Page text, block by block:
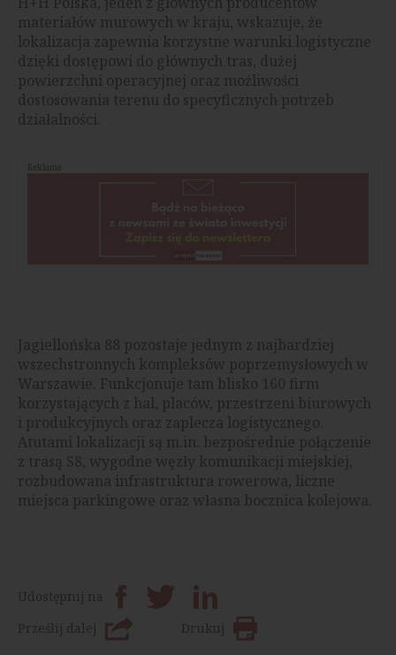
materiałów murowych w kraju, wskazuje, że
lokalizacja zapewnia korzystne warunki logistyczne
dzięki dostępowi do głównych tras, dużej
powierzchni operacyjnej oraz możliwości
dostosowania terenu do specyficznych potrzeb
działalności.
Reklama
Jagiellońska 88 pozostaje jednym z najbardziej
wszechstronnych kompleksów poprzemysłowych w
Warszawie. Funkcjonuje tam blisko 160 firm
korzystających z hal, placów, przestrzeni biurowych
i produkcyjnych oraz zaplecza logistycznego.
Atutami lokalizacji są m.in. bezpośrednie połączenie
z trasą S8, wygodne węzły komunikacji miejskiej,
rozbudowana infrastruktura rowerowa, liczne
miejsca parkingowe oraz własna bocznica kolejowa.
Udostępnij na
Prześlij dalej
Drukuj